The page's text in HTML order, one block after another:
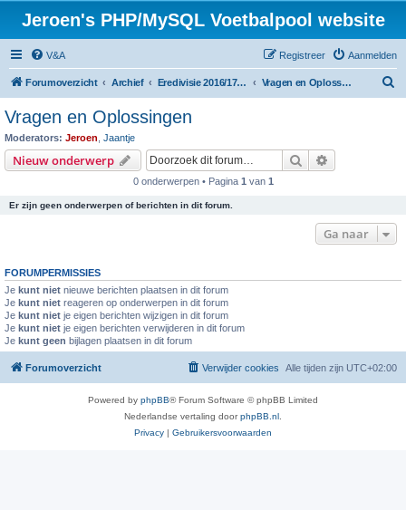
Jeroen's PHP/MySQL Voetbalpool website
V&A Aanmelden
Registreer
Forumoverzicht Archief Eredivisie 2016/17 voetbalpool Vragen en Oplossingen
Vragen en Oplossingen
Moderators: Jeroen Jaantje
Nieuw onderwerp Zoek
0 onderwerpen • Pagina 1 van 1
Er zijn geen onderwerpen of berichten in dit forum.
Ga naar
FORUMPERMISSIES
Je kunt niet nieuwe berichten plaatsen in dit forum
Je kunt niet reageren op onderwerpen in dit forum
Je kunt niet je eigen berichten wijzigen in dit forum
Je kunt niet je eigen berichten verwijderen in dit forum
Je kunt geen bijlagen plaatsen in dit forum
Forumoverzicht Alle tijden zijn UTC+02:00
Verwijder cookies
Powered by phpBB® Forum Software © phpBB Limited
Nederlandse vertaling doorphpBB.nl
Privacy | Gebruikersvoorwaarden